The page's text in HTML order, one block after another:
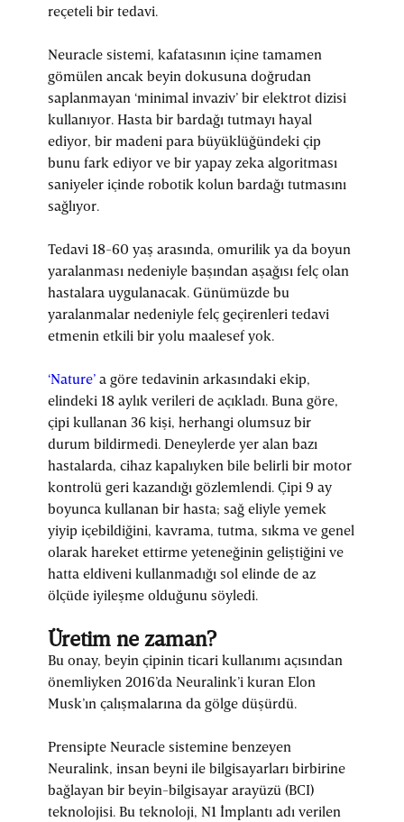
reçeteli bir tedavi.
Neuracle sistemi, kafatasının içine tamamen
gömülen ancak beyin dokusuna doğrudan
saplanmayan ‘minimal invaziv’ bir elektrot dizisi
kullanıyor. Hasta bir bardağı tutmayı hayal
ediyor, bir madeni para büyüklüğündeki çip
bunu fark ediyor ve bir yapay zeka algoritması
saniyeler içinde robotik kolun bardağı tutmasını
sağlıyor.
Tedavi 18-60 yaş arasında, omurilik ya da boyun
yaralanması nedeniyle başından aşağısı felç olan
hastalara uygulanacak. Günümüzde bu
yaralanmalar nedeniyle felç geçirenleri tedavi
etmenin etkili bir yolu maalesef yok.
‘Nature’ a göre tedavinin arkasındaki ekip,
elindeki 18 aylık verileri de açıkladı. Buna göre,
çipi kullanan 36 kişi, herhangi olumsuz bir
durum bildirmedi. Deneylerde yer alan bazı
hastalarda, cihaz kapalıyken bile belirli bir motor
kontrolü geri kazandığı gözlemlendi. Çipi 9 ay
boyunca kullanan bir hasta; sağ eliyle yemek
yiyip içebildiğini, kavrama, tutma, sıkma ve genel
olarak hareket ettirme yeteneğinin geliştiğini ve
hatta eldiveni kullanmadığı sol elinde de az
ölçüde iyileşme olduğunu söyledi.
Üretim ne zaman?
Bu onay, beyin çipinin ticari kullanımı açısından
önemliyken 2016’da Neuralink’i kuran Elon
Musk’ın çalışmalarına da gölge düşürdü.
Prensipte Neuracle sistemine benzeyen
Neuralink, insan beyni ile bilgisayarları birbirine
bağlayan bir beyin-bilgisayar arayüzü (BCI)
teknolojisi. Bu teknoloji, N1 İmplantı adı verilen